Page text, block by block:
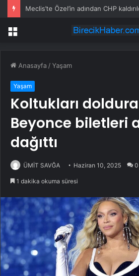
Meclis’te Özel’in adından CHP
Menü
Anasayfa /Yaşam
Yaşam
Koltukları
Beyonce biletleri
dağıttı
ÜMİT SAVĞA Haziran 10, 2025 0
1 dakika okuma süresi